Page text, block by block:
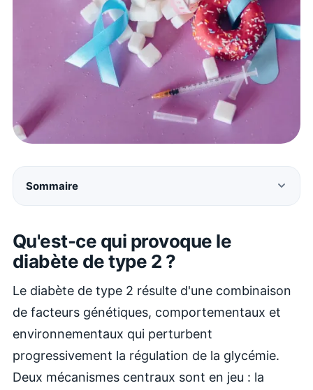
Sommaire
Qu'est-ce qui provoque le
diabète de type 2 ?
Le diabète de type 2 résulte d'une combinaison
de facteurs génétiques, comportementaux et
environnementaux qui perturbent
progressivement la régulation de la glycémie.
Deux mécanismes centraux sont en jeu : la